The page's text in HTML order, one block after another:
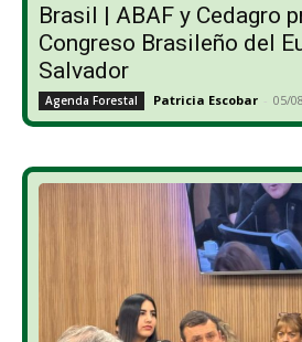
Brasil | ABAF y Cedagro
Congreso Brasileño del
Salvador
Agenda Forestal Patricia Escobar - 05/